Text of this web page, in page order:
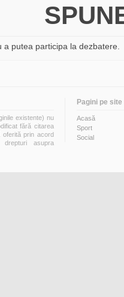
a putea participa la dezbatere.
existente) nu
fără citarea
prin acord
asupra
Pagini pe site
Acasă
Sport
Social